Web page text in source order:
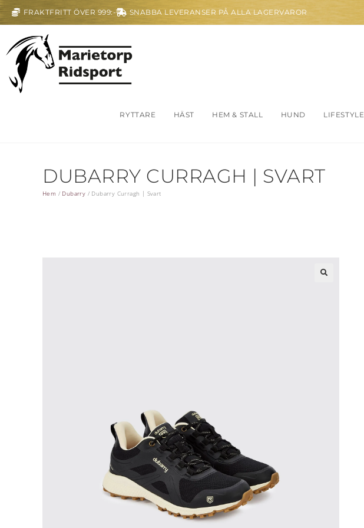
FRAKTFRITT ÖVER 999:- SNABBA LEVERANSER PÅ ALLA LAGERVAROR
RYTTARE HÄST HEM & STALL HUND LIFESTYLE
DUBARRY CURRAGH | SVART
Hem / Dubarry / Dubarry Curragh | Svart